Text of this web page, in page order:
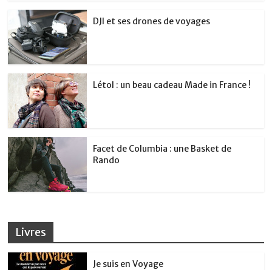
DJI et ses drones de voyages
Létol : un beau cadeau Made in France !
Facet de Columbia : une Basket de
Rando
Livres
Je suis en Voyage